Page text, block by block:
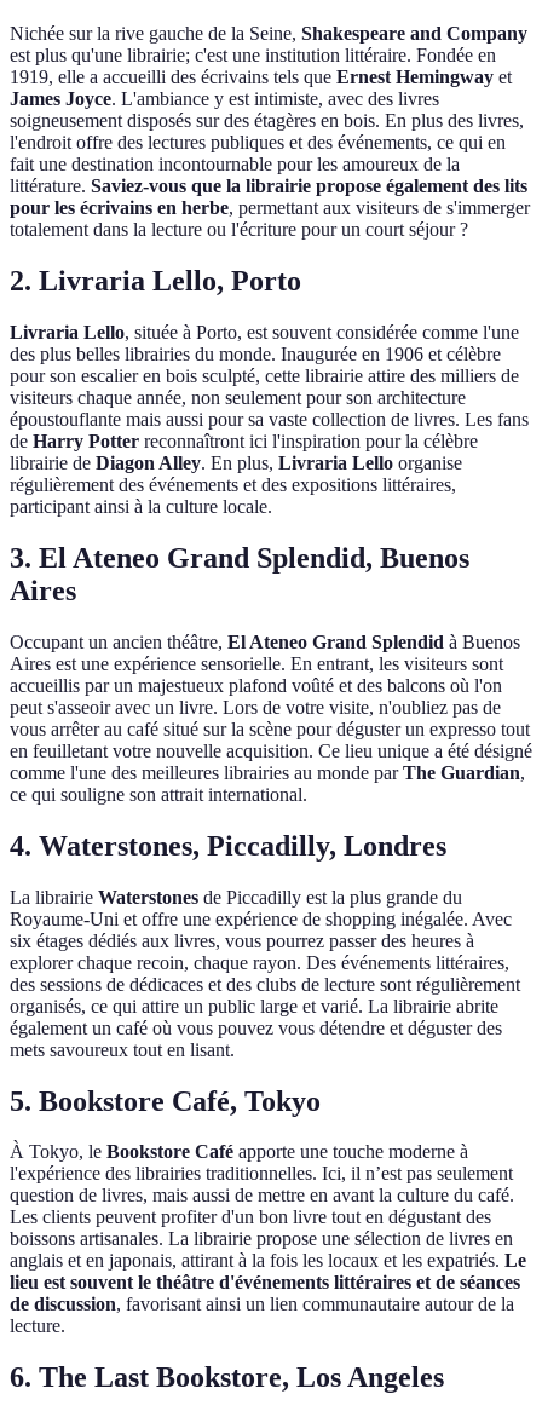
Nichée sur la rive gauche de la Seine, Shakespeare and Company
est plus qu'une librairie; c'est une institution littéraire. Fondée en
1919, elle a accueilli des écrivains tels que Ernest Hemingway et
James Joyce. L'ambiance y est intimiste, avec des livres
soigneusement disposés sur des étagères en bois. En plus des livres,
l'endroit offre des lectures publiques et des événements, ce qui en
fait une destination incontournable pour les amoureux de la
littérature. Saviez-vous que la librairie propose également des lits
pour les écrivains en herbe, permettant aux visiteurs de s'immerger
totalement dans la lecture ou l'écriture pour un court séjour ?
2. Livraria Lello, Porto
Livraria Lello, située à Porto, est souvent considérée comme l'une
des plus belles librairies du monde. Inaugurée en 1906 et célèbre
pour son escalier en bois sculpté, cette librairie attire des milliers de
visiteurs chaque année, non seulement pour son architecture
époustouflante mais aussi pour sa vaste collection de livres. Les fans
de Harry Potter reconnaîtront ici l'inspiration pour la célèbre
librairie de Diagon Alley. En plus, Livraria Lello organise
régulièrement des événements et des expositions littéraires,
participant ainsi à la culture locale.
3. El Ateneo Grand Splendid, Buenos
Aires
Occupant un ancien théâtre, El Ateneo Grand Splendid à Buenos
Aires est une expérience sensorielle. En entrant, les visiteurs sont
accueillis par un majestueux plafond voûté et des balcons où l'on
peut s'asseoir avec un livre. Lors de votre visite, n'oubliez pas de
vous arrêter au café situé sur la scène pour déguster un expresso tout
en feuilletant votre nouvelle acquisition. Ce lieu unique a été désigné
comme l'une des meilleures librairies au monde parThe Guardian,
ce qui souligne son attrait international.
4. Waterstones, Piccadilly, Londres
La librairie Waterstones de Piccadilly est la plus grande du
Royaume-Uni et offre une expérience de shopping inégalée. Avec
six étages dédiés aux livres, vous pourrez passer des heures à
explorer chaque recoin, chaque rayon. Des événements littéraires,
des sessions de dédicaces et des clubs de lecture sont régulièrement
organisés, ce qui attire un public large et varié. La librairie abrite
également un café où vous pouvez vous détendre et déguster des
mets savoureux tout en lisant.
5. Bookstore Café, Tokyo
À Tokyo, le Bookstore Café apporte une touche moderne à
l'expérience des librairies traditionnelles. Ici, il n’est pas seulement
question de livres, mais aussi de mettre en avant la culture du café.
Les clients peuvent profiter d'un bon livre tout en dégustant des
boissons artisanales. La librairie propose une sélection de livres en
anglais et en japonais, attirant à la fois les locaux et les expatriés. Le
lieu est souvent le théâtre d'événements littéraires et de séances
de discussion, favorisant ainsi un lien communautaire autour de la
lecture.
6. The Last Bookstore, Los Angeles